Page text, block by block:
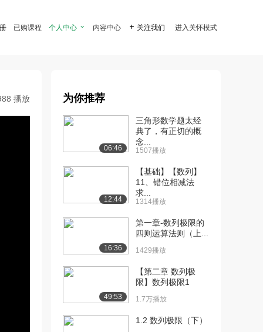
已购课程 个人中心  内容中心  关注我们 进入关怀模式
播放 为你推荐
06:46
三角形数学题太经
典了，有正切的概
念...
1507播放
12:44
【基础】【数列】
11、错位相减法
求...
1314播放
16:36
第一章-数列极限的
四则运算法则（上...
1429播放
49:53
【第二章 数列极
限】数列极限1
1.7万播放
1.2 数列极限（下）